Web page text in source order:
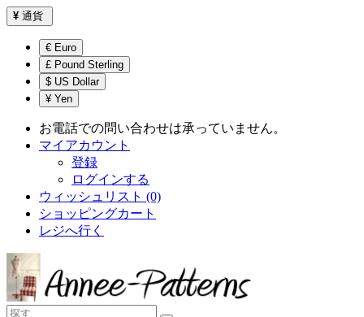
¥ 通貨
€ Euro
£ Pound Sterling
$ US Dollar
¥ Yen
お電話での問い合わせは承っていません。
マイアカウント
登録
ログインする
ウィッシュリスト (0)
ショッピングカート
レジへ行く